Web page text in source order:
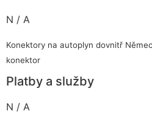
N / A
Konektory na autoplyn dovnitř
konektor
Platby a služby
N / A